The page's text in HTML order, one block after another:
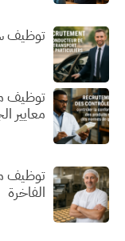
توظيف
توظيف
معايير
توظيف
الفاخرة